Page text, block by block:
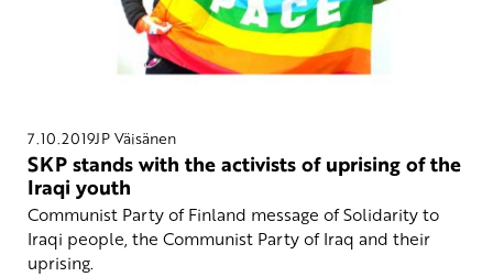
7.10.2019JP Väisänen
SKP stands with the activists of uprising of the
Iraqi youth
Communist Party of Finland message of Solidarity to
Iraqi people, the Communist Party of Iraq and their
uprising.